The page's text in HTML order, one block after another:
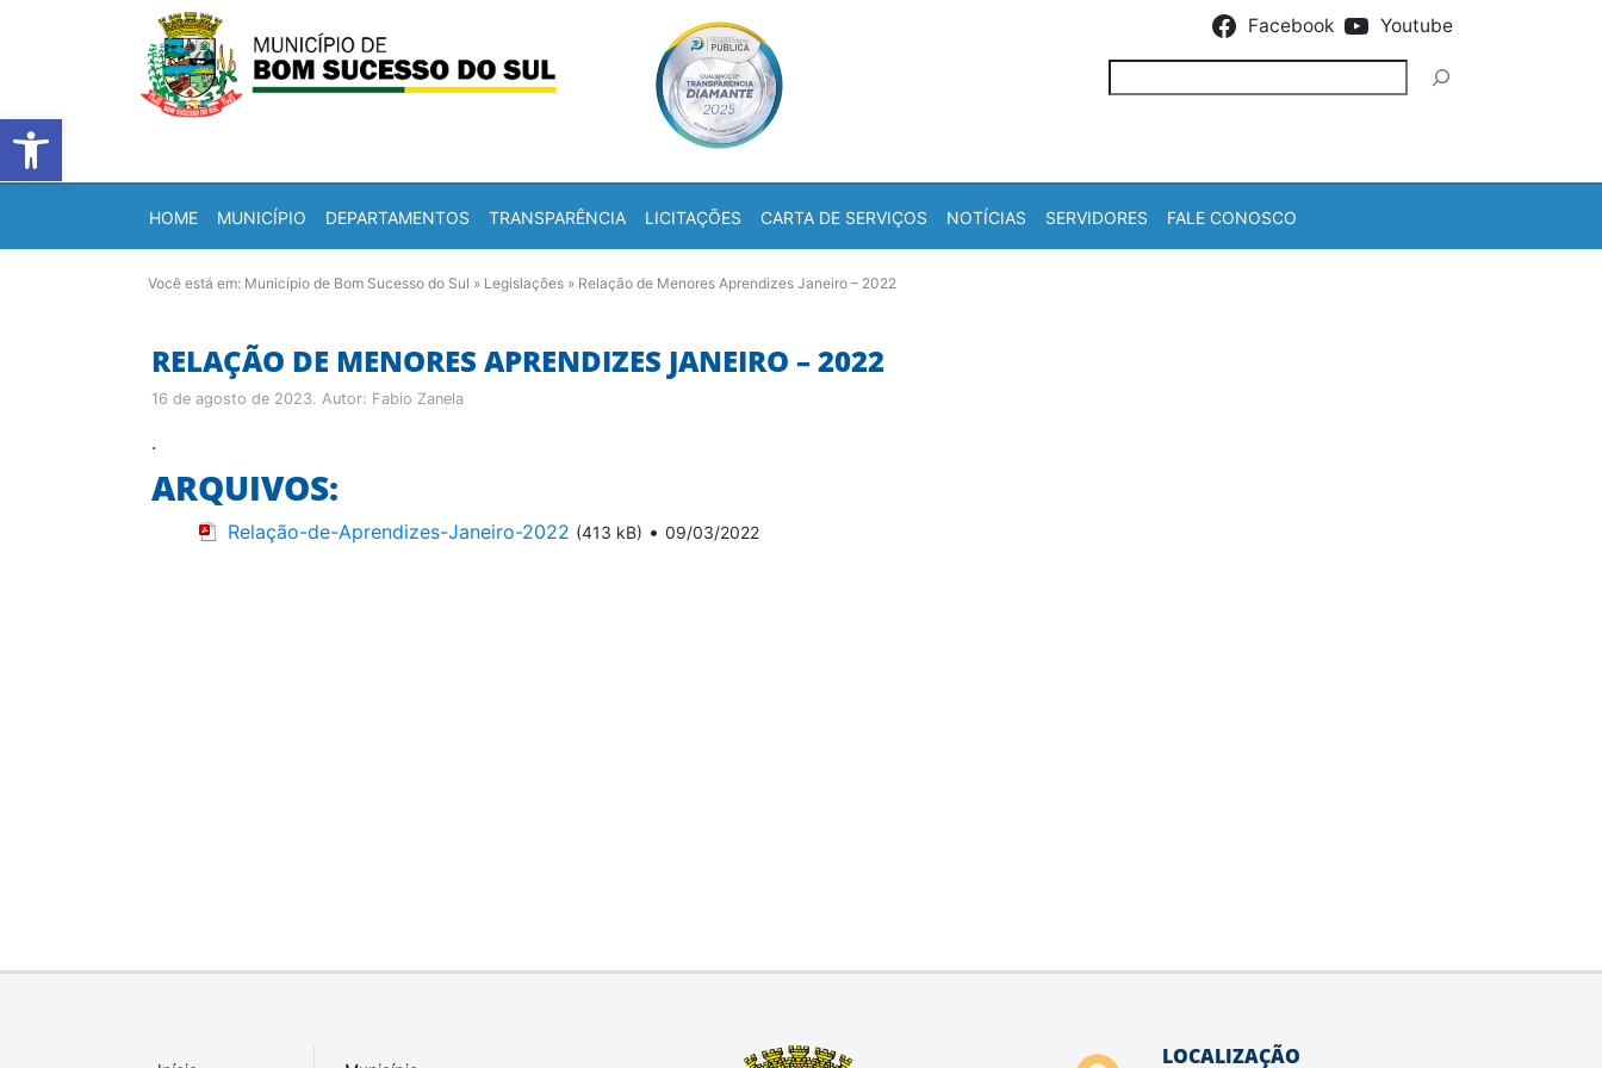
Barra de Ferramentas Aberta
Facebook Youtube
HOME MUNICÍPIO DEPARTAMENTOS TRANSPARÊNCIA LICITAÇÕES CARTA DE SERVIÇOS NOTÍCIAS SERVIDORES FALE CONOSCO
Você está em: Município de Bom Sucesso do Sul » Legislações » Relação de Menores Aprendizes Janeiro – 2022
RELAÇÃO DE MENORES APRENDIZES JANEIRO – 2022
16 de agosto de 2023. Autor: Fabio Zanela
.
ARQUIVOS:
Relação-de-Aprendizes-Janeiro-2022 (413 kB) • 09/03/2022
LOCALIZAÇÃO